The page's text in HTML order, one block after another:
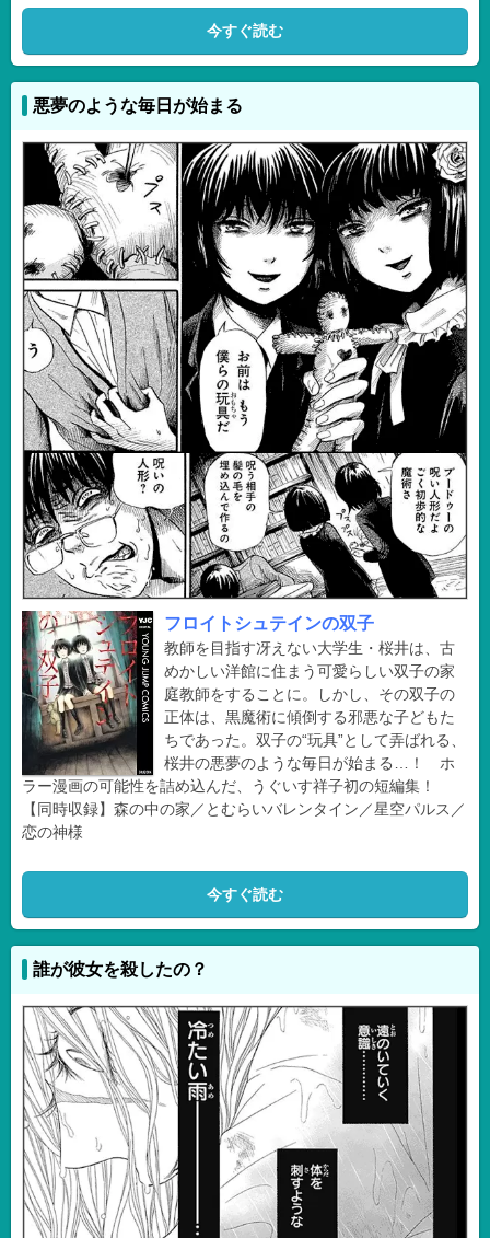
今すぐ読む
悪夢のような毎日が始まる
フロイトシュテインの双子
教師を目指す冴えない大学生・桜井は、古
めかしい洋館に住まう可愛らしい双子の家
庭教師をすることに。しかし、その双子の
正体は、黒魔術に傾倒する邪悪な子どもた
ちであった。双子の“玩具”として弄ばれる、
桜井の悪夢のような毎日が始まる…！ ホ
ラー漫画の可能性を詰め込んだ、うぐいす祥子初の短編集！
【同時収録】森の中の家／とむらいバレンタイン／星空パルス／
恋の神様
今すぐ読む
誰が彼女を殺したの？